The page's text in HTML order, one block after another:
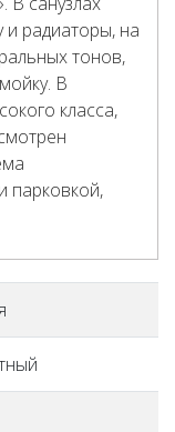
и радиаторы, на
тонов,
В
класса,
парковкой,